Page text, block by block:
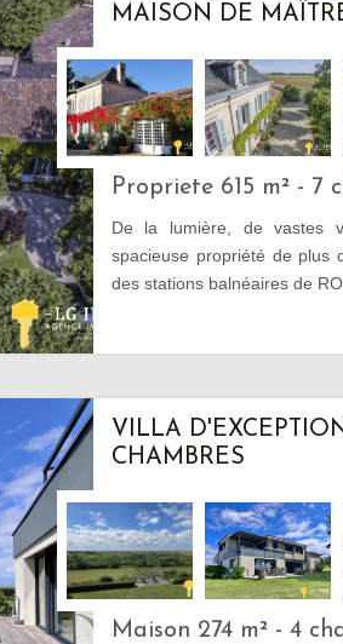
MAISON DE
Propriete 615 m² - 7
De la lumière, de vastes
spacieuse propriété de plus
des stations balnéaires de
VILLA
CHAMBRES
Maison 274 m² - 4